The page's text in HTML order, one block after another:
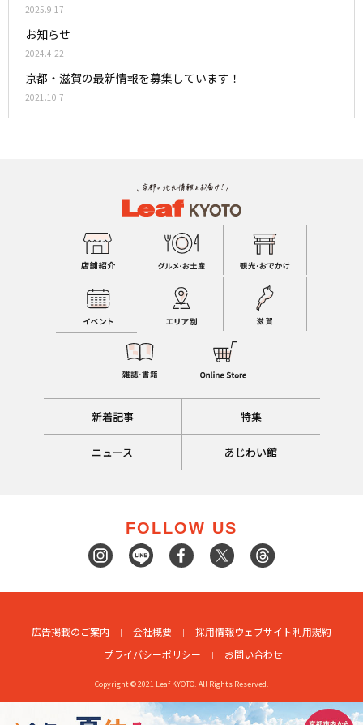
2025.9.17
お知らせ
2024.4.22
京都・滋賀の最新情報を募集しています！
2021.10.7
新着記事 特集
ニュース あじわい館
FOLLOW US
広告掲載のご案内 会社概要 採用情報ウェブサイト利用規約
プライバシーポリシー
お問い合わせ
Copyright © 2021 Leaf KYOTO. All Rights Reserved.